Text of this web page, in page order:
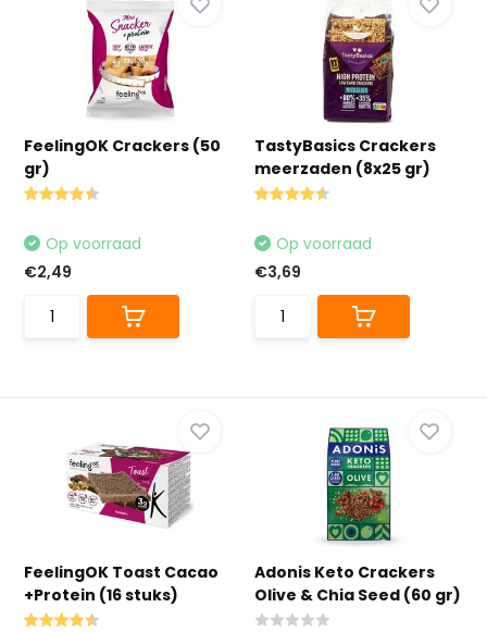
FeelingOK Crackers (50
gr)
Op voorraad
€2,49
TastyBasics Crackers
meerzaden (8x25 gr)
Op voorraad
€3,69
FeelingOK Toast Cacao
+Protein (16 stuks)
Adonis Keto Crackers
Olive & Chia Seed (60 gr)